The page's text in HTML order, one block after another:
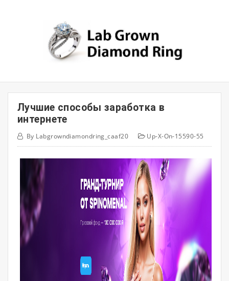
Лучшие способы заработка в
интернете
By Labgrowndiamondring_caaf20 Up-X-On-15590-55